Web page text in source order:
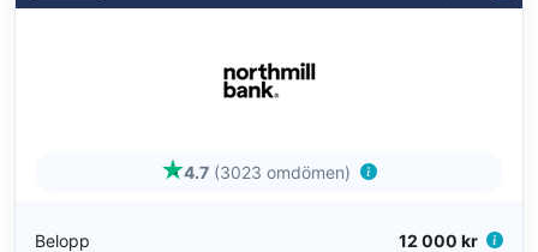
4.7 (3023 omdömen)
Belopp
12 000 kr